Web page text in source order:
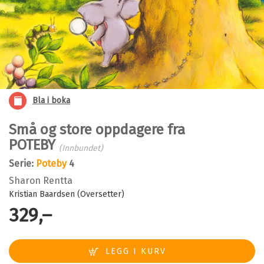
Bla i boka
Små og store oppdagere fra
POTEBY (Innbundet)
Serie: Poteby4
Sharon Rentta
Kristian Baardsen (Oversetter)
329,–